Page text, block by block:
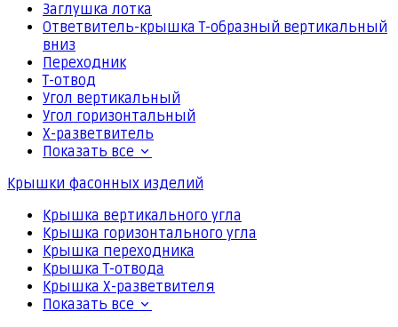
Заглушка лотка
Ответвитель-крышка Т-образный вертикальный
вниз
Переходник
Т-отвод
Угол вертикальный
Угол горизонтальный
Х-разветвитель
Показать все
Крышки фасонных изделий
Крышка вертикального угла
Крышка горизонтального угла
Крышка переходника
Крышка Т-отвода
Крышка Х-разветвителя
Показать все